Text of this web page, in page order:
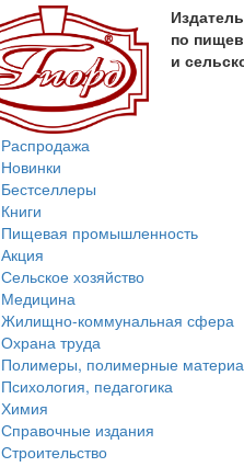
по
и
Распродажа
Новинки
Бестселлеры
Книги
Пищевая промышленность
Акция
Сельское хозяйство
Медицина
Жилищно-коммунальная сфера
Охрана труда
Полимеры, полимерные
Психология, педагогика
Химия
Справочные издания
Строительство